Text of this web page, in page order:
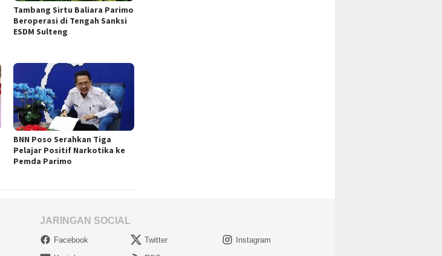
Tambang Sirtu Baliara Parimo
Beroperasi di Tengah Sanksi
ESDM Sulteng
BNN Poso Serahkan Tiga
Pelajar Positif Narkotika ke
Pemda Parimo
JARINGAN SOCIAL
Facebook Twitter
Instagram